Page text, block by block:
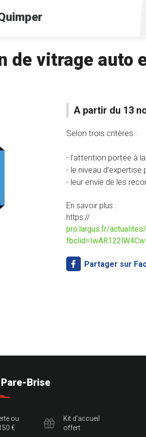
de vitrage auto
A partir du 13
Selon trois critères :
- l’attention portée à
- le niveau
- leur envie de les
En savoir plus :
https://
pro.largus.fr/
Partager sur
Brise
ou
€
Kit d'accueil
offert